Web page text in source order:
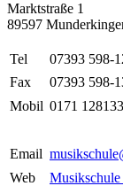
Marktstraße 1
89597
Tel
07393 598-
Fax
07393 598-
Mobil 0171
Email
Web